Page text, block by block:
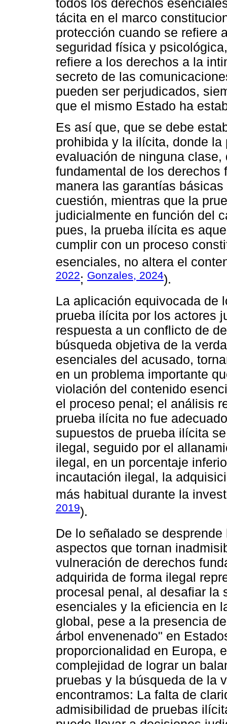
todos los derechos
tácita en el marco
protección cuando se refiere
seguridad física y
refiere a los derechos a la
secreto de las
pueden ser perjudicados,
que el mismo Estado ha
Es así que, que se debe
prohibida y la ilícita, donde
evaluación de ninguna
fundamental de los derechos
manera las garantías
cuestión, mientras que la
judicialmente en función del
pues, la prueba ilícita es
cumplir con un proceso
esenciales, no altera el
2022; Gonzales, 2024).
La aplicación equivocada de
prueba ilícita por los actores
respuesta a un conflicto de
búsqueda objetiva de la
esenciales del acusado,
en un problema importante
violación del contenido
el proceso penal; el análisis
prueba ilícita no fue
supuestos de prueba ilícita
ilegal, seguido por el
ilegal, en un porcentaje
incautación ilegal, la
más habitual durante la
2019).
De lo señalado se
aspectos que tornan
vulneración de derechos
adquirida de forma ilegal
procesal penal, al desafiar la
esenciales y la eficiencia en
global, pese a la presencia
árbol envenenado" en
proporcionalidad en Europa,
complejidad de lograr un
pruebas y la búsqueda de la
encontramos: La falta de
admisibilidad de pruebas